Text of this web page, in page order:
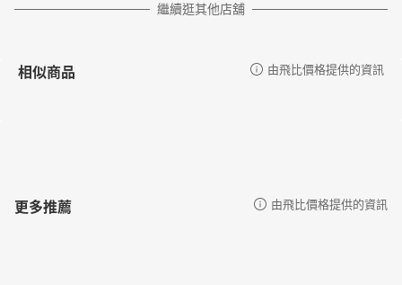
繼續逛其他店舖
相似商品 由飛比價格提供的資訊
更多推薦 由飛比價格提供的資訊